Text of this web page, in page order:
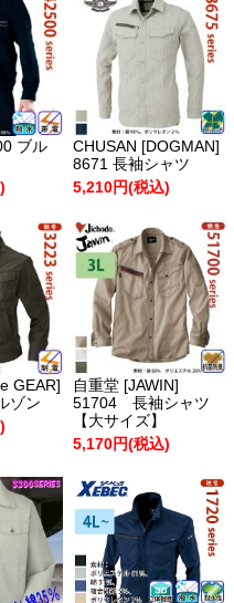
ブル
CHUSAN [DOGMAN]
8671 長袖シャツ
5,210円(税込)
GEAR]
ゾン
自重堂 [JAWIN]
51704 長袖シャツ
【大サイズ】
5,170円(税込)